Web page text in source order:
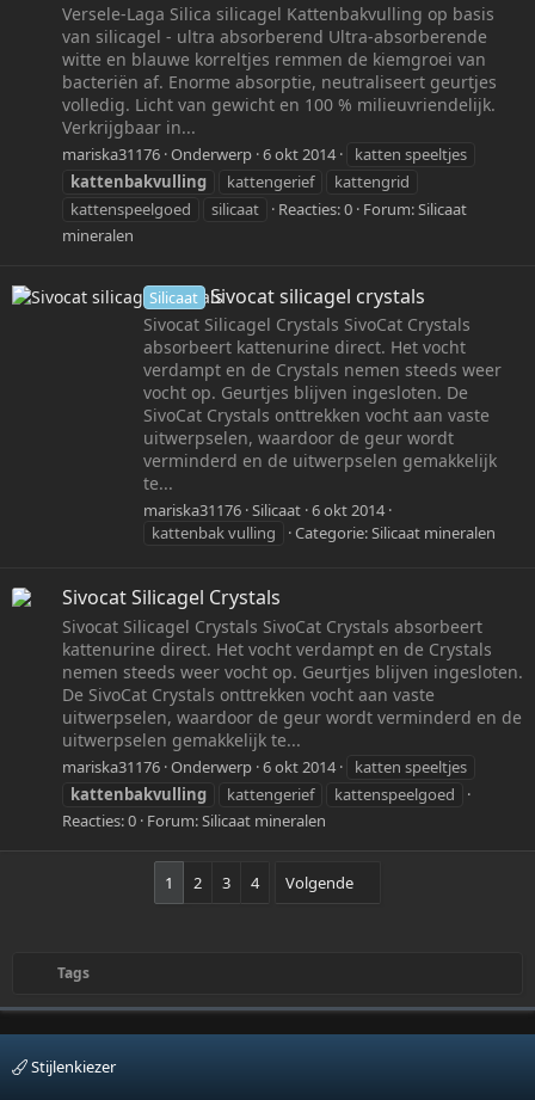
Versele-Laga Silica silicagel Kattenbakvulling op basis
van silicagel - ultra absorberend Ultra-absorberende
witte en blauwe korreltjes remmen de kiemgroei van
bacteriën af. Enorme absorptie, neutraliseert geurtjes
volledig. Licht van gewicht en 100 % milieuvriendelijk.
Verkrijgbaar in...
mariska31176 Onderwerp 6 okt 2014
katten speeltjes
kattenbakvulling
kattengerief
kattengrid
kattenspeelgoed
silicaat Reacties: 0 Forum:Silicaat
mineralen
Silicaat Sivocat silicagel crystals
Sivocat Silicagel Crystals SivoCat Crystals
absorbeert kattenurine direct. Het vocht
verdampt en de Crystals nemen steeds weer
vocht op. Geurtjes blijven ingesloten. De
SivoCat Crystals onttrekken vocht aan vaste
uitwerpselen, waardoor de geur wordt
verminderd en de uitwerpselen gemakkelijk
te...
mariska31176 Silicaat 6 okt 2014
kattenbak vulling
Categorie:Silicaat mineralen
Sivocat Silicagel Crystals
Sivocat Silicagel Crystals SivoCat Crystals absorbeert
kattenurine direct. Het vocht verdampt en de Crystals
nemen steeds weer vocht op. Geurtjes blijven ingesloten.
De SivoCat Crystals onttrekken vocht aan vaste
uitwerpselen, waardoor de geur wordt verminderd en de
uitwerpselen gemakkelijk te...
mariska31176 Onderwerp 6 okt 2014
katten speeltjes
kattenbakvulling
kattengerief
kattenspeelgoed
Reacties: 0 Forum:Silicaat mineralen
1 2 3 4 Volgende
Tags
Stijlenkiezer